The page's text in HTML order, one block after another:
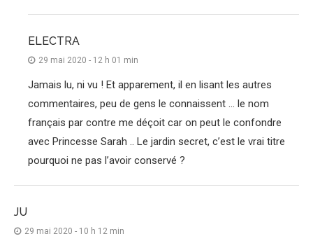
ELECTRA
29 mai 2020 - 12 h 01 min
Jamais lu, ni vu ! Et apparement, il en lisant les autres
commentaires, peu de gens le connaissent … le nom
français par contre me déçoit car on peut le confondre
avec Princesse Sarah .. Le jardin secret, c’est le vrai titre
pourquoi ne pas l’avoir conservé ?
JU
29 mai 2020 - 10 h 12 min